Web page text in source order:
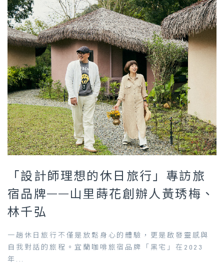
「設計師理想的休日旅行」專訪旅
宿品牌——山里蒔花創辦人黃琇梅、
林千弘
一趟休日旅行不僅是放鬆身心的體驗，更是啟發靈感與
自我對話的旅程。宜蘭咖啡旅宿品牌「黑宅」在2023
年...